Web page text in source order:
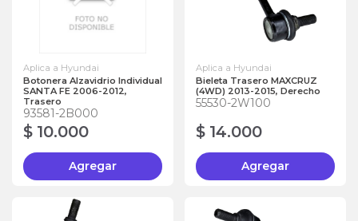
Aplica a Hyundai
Botonera Alzavidrio Individual
SANTA FE 2006-2012,
Trasero
93581-2B000
$ 10.000
Agregar
Aplica a Hyundai
Bieleta Trasero MAXCRUZ
(4WD) 2013-2015, Derecho
55530-2W100
$ 14.000
Agregar